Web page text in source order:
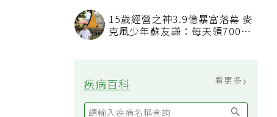
15歲經營之神3.9億暴富落幕 麥
克風少年蘇友謙：每天領700元
疾病百科 看更多